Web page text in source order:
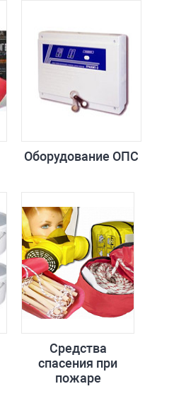
Оборудование ОПС
Средства
спасения при
пожаре